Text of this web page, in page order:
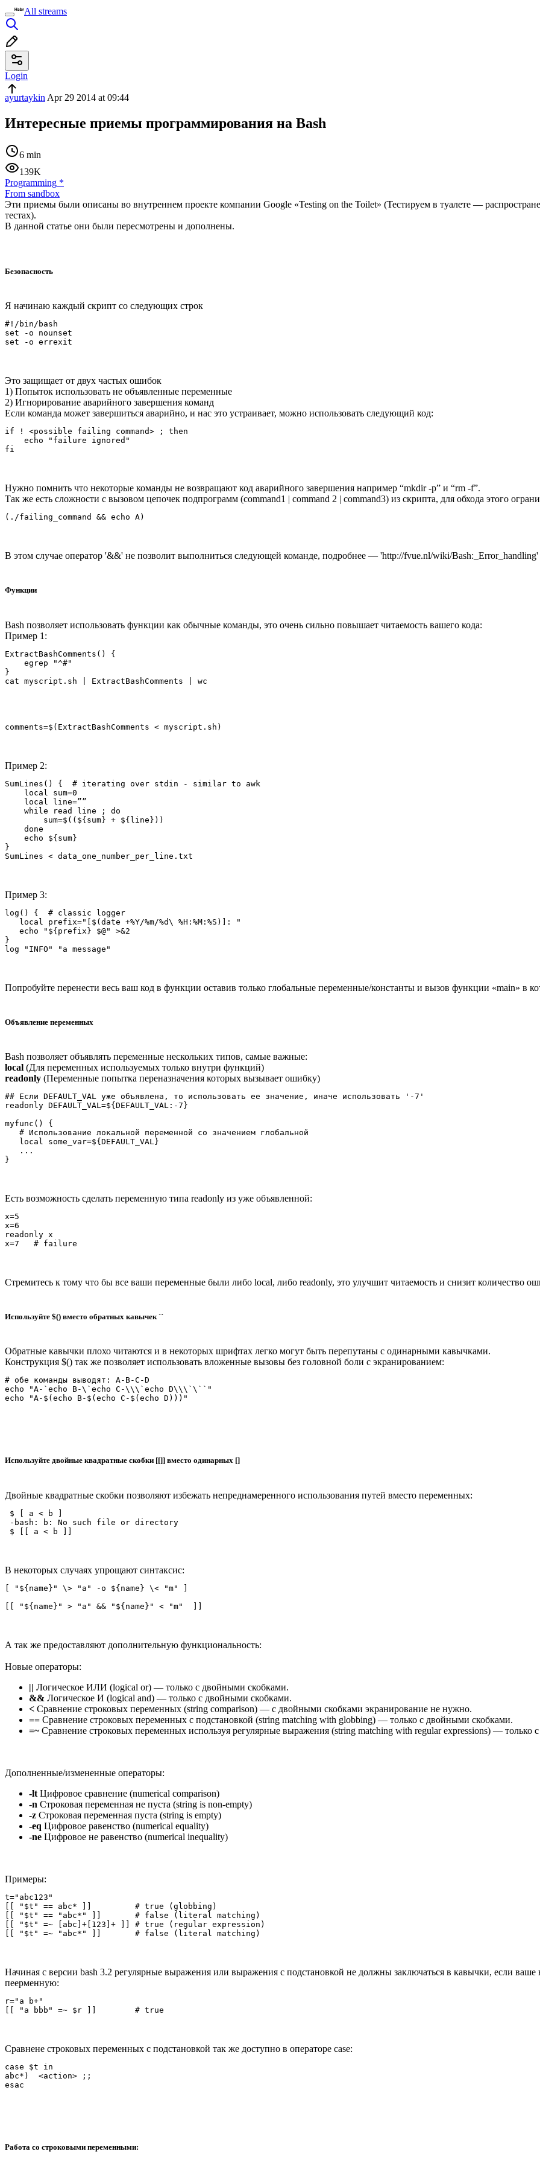
All streams
Login
ayurtaykin Apr 29 2014 at 09:44
Интересные приемы программирования на Bash
6 min
139K
Programming *
From sandbox
Эти приемы были описаны во внутреннем проекте компании Google «Testing on the Toilet» (Тестируем в туалете —
тестах).
В данной статье они были пересмотрены и дополнены.
Безопасность
Я начинаю каждый скрипт со следующих строк
#!/bin/bash
set -o nounset
Это защищает от двух частых ошибок
1) Попыток использовать не объявленные переменные
2) Игнорирование аварийного завершения команд
Если команда может завершиться аварийно, и нас это устраивает, можно использовать следующий код:
if ! <possible failing command> ; then
    echo "failure ignored"
Нужно помнить что некоторые команды не возвращают код аварийного завершения например “mkdir -p” и “rm -f”.
Так же есть сложности с вызовом цепочек подпрограмм (command1 | command 2 | command3) из скрипта, для обхода этого
В этом случае оператор '&&' не позволит выполниться следующей команде, подробнее — 'http://fvue.nl/wiki/Bash:_Error_handling'
Функции
Bash позволяет использовать функции как обычные команды, это очень сильно повышает читаемость вашего кода:
Пример 1:
ExtractBashComments() {
    egrep "^#"
}
Пример 2:
SumLines() {  # iterating over stdin - similar to awk
    local sum=0
    local line=””
    while read line ; do
        sum=$((${sum} + ${line}))
    done
    echo ${sum}
}
Пример 3:
log() {  # classic logger
   local prefix="[$(date +%Y/%m/%d\ %H:%M:%S)]: "
   echo "${prefix} $@" >&2
}
Попробуйте перенести весь ваш код в функции оставив только глобальные переменные/константы и вызов функции «main» в
Объявление переменных
Bash позволяет объявлять переменные нескольких типов, самые важные:
local (Для переменных используемых только внутри функций)
readonly (Переменные попытка переназначения которых вызывает ошибку)
## Если DEFAULT_VAL уже объявлена, то использовать ее значение, иначе использовать '-7'
readonly DEFAULT_VAL=${DEFAULT_VAL:-7}
myfunc() {
   # Использование локальной переменной со значением глобальной
   local some_var=${DEFAULT_VAL}
   ...
Есть возможность сделать переменную типа readonly из уже объявленной:
x=5
x=6
readonly x
Стремитесь к тому что бы все ваши переменные были либо local, либо readonly, это улучшит читаемость и снизит количество
Используйте $() вместо обратных кавычек ``
Обратные кавычки плохо читаются и в некоторых шрифтах легко могут быть перепутаны с одинарными кавычками.
Конструкция $() так же позволяет использовать вложенные вызовы без головной боли с экранированием:
# обе команды выводят: A-B-C-D
echo "A-`echo B-\`echo C-\\\`echo D\\\`\``"
Используйте двойные квадратные скобки [[]] вместо одинарных []
Двойные квадратные скобки позволяют избежать непреднамеренного использования путей вместо переменных:
$ [ a < b ]
-bash: b: No such file or directory
В некоторых случаях упрощают синтаксис:
[ "${name}" \> "a" -o ${name} \< "m" ]
А так же предоставляют дополнительную функциональность:
Новые операторы:
|| Логическое ИЛИ (logical or) — только с двойными скобками.
&& Логическое И (logical and) — только с двойными скобками.
< Сравнение строковых переменных (string comparison) — с двойными скобками экранирование не нужно.
== Сравнение строковых переменных с подстановкой (string matching with globbing) — только с двойными скобками.
=~Сравнение строковых переменных используя регулярные выражения (string matching with regular expressions) — только
Дополненные/измененные операторы:
-lt Цифровое сравнение (numerical comparison)
-n Строковая переменная не пуста (string is non-empty)
-z Строковая переменная пуста (string is empty)
-eq Цифровое равенство (numerical equality)
-ne Цифровое не равенство (numerical inequality)
Примеры:
t="abc123"
[[ "$t" == abc* ]]         # true (globbing)
[[ "$t" == "abc*" ]]       # false (literal matching)
[[ "$t" =~ [abc]+[123]+ ]] # true (regular expression)
Начиная с версии bash 3.2 регулярные выражения или выражения с подстановкой не должны заключаться в кавычки, если
пеерменную:
r="a b+"
Сравнене строковых переменных с подстановкой так же доступно в операторе case:
case $t in
abc*)  <action> ;;
Работа со строковыми переменными: